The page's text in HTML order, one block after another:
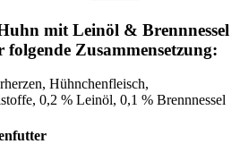
mit Leinöl & Brennnessel
Zusammensetzung:
Hühnchenfleisch,
0,2 % Leinöl, 0,1 % Brennnessel